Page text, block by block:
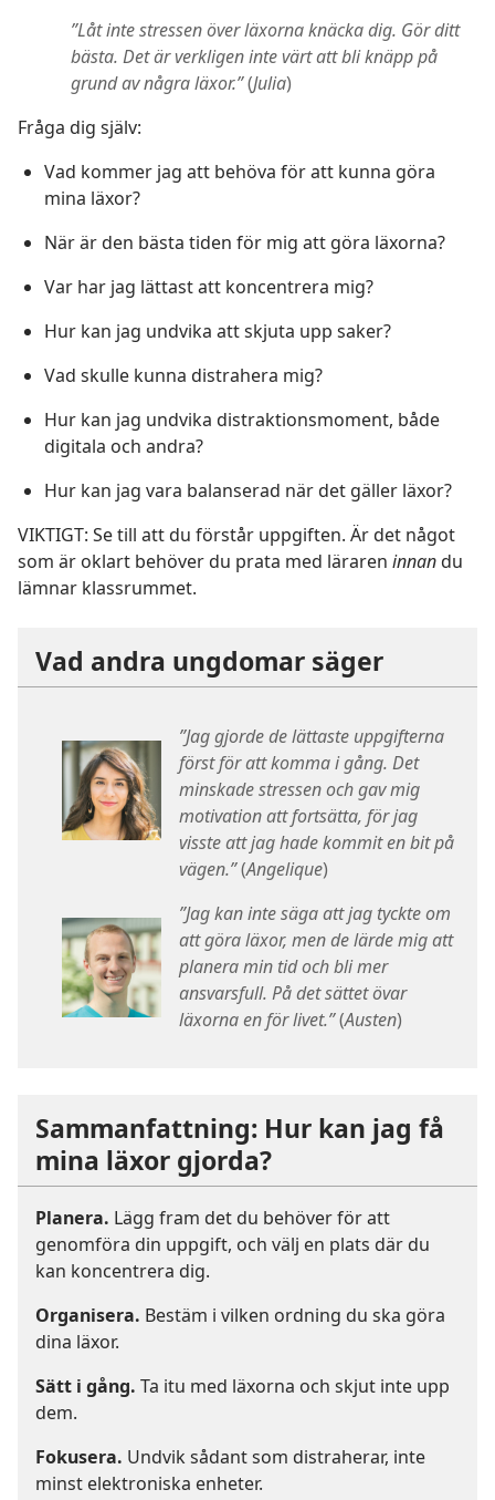
”Låt inte stressen över läxorna knäcka dig. Gör ditt
bästa. Det är verkligen inte värt att bli knäpp på
grund av några läxor.”(Julia)
Fråga dig själv:
Vad kommer jag att behöva för att kunna göra
mina läxor?
När är den bästa tiden för mig att göra läxorna?
Var har jag lättast att koncentrera mig?
Hur kan jag undvika att skjuta upp saker?
Vad skulle kunna distrahera mig?
Hur kan jag undvika distraktionsmoment, både
digitala och andra?
Hur kan jag vara balanserad när det gäller läxor?
VIKTIGT: Se till att du förstår uppgiften. Är det något
som är oklart behöver du prata med läraren innandu
lämnar klassrummet.
Vad andra ungdomar säger
”Jag gjorde de lättaste uppgifterna
först för att komma i gång. Det
minskade stressen och gav mig
motivation att fortsätta, för jag
visste att jag hade kommit en bit på
vägen.”(Angelique)
”Jag kan inte säga att jag tyckte om
att göra läxor, men de lärde mig att
planera min tid och bli mer
ansvarsfull. På det sättet övar
läxorna en för livet.”(Austen)
Sammanfattning: Hur kan jag få
mina läxor gjorda?
Planera. Lägg fram det du behöver för att
genomföra din uppgift, och välj en plats där du
kan koncentrera dig.
Organisera. Bestäm i vilken ordning du ska göra
dina läxor.
Sätt i gång. Ta itu med läxorna och skjut inte upp
dem.
Fokusera. Undvik sådant som distraherar, inte
minst elektroniska enheter.